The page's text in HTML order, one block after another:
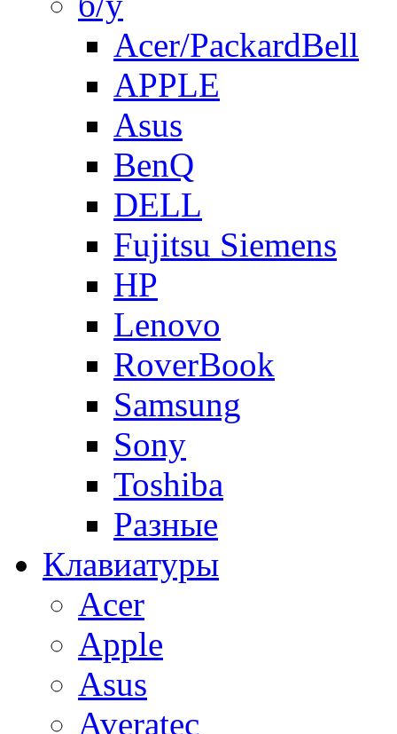
Acer/PackardBell
APPLE
Asus
BenQ
DELL
Fujitsu Siemens
HP
Lenovo
RoverBook
Samsung
Sony
Toshiba
Разные
Клавиатуры
Acer
Apple
Asus
Averatec